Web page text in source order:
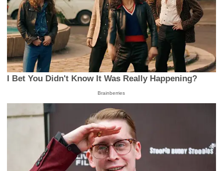
I Bet You Didn't Know It Was Really Happening?
Brainberries